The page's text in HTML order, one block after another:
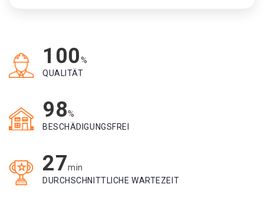
100%
QUALITÄT
98%
BESCHÄDIGUNGSFREI
27min
DURCHSCHNITTLICHE WARTEZEIT